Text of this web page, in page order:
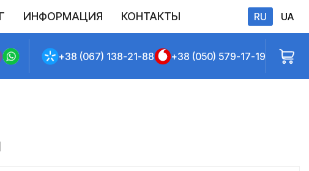
ИНФОРМАЦИЯ КОНТАКТЫ RU UA
+38 (067) 138-21-88 +38 (050) 579-17-19